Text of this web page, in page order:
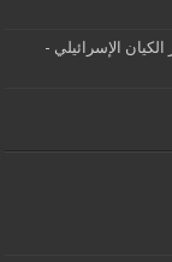
الإسرائيلي -